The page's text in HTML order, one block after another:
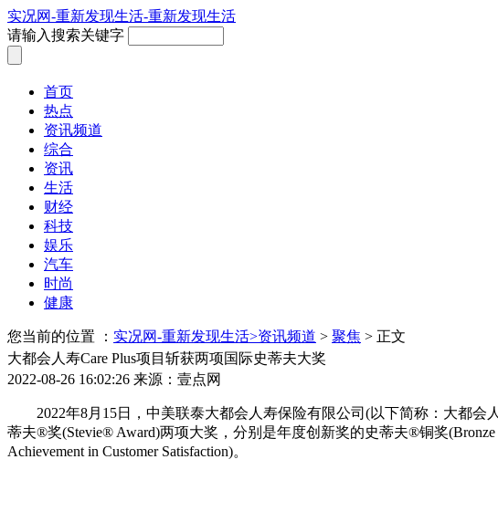
实况网-重新发现生活-重新发现生活
请输入搜索关键字
首页
热点
资讯频道
综合
资讯
生活
财经
科技
娱乐
汽车
时尚
健康
您当前的位置 ： 实况网-重新发现生活>资讯频道 > 聚焦 > 正文
大都会人寿Care Plus项目斩获两项国际史蒂夫大奖
2022-08-26 16:02:26 来源：壹点网
2022年8月15日，中美联泰大都会人寿保险有限公司(以下简称：大都会
蒂夫®奖(Stevie® Award)两项大奖，分别是年度创新奖的史蒂夫®铜奖(Bronze
Achievement in Customer Satisfaction)。